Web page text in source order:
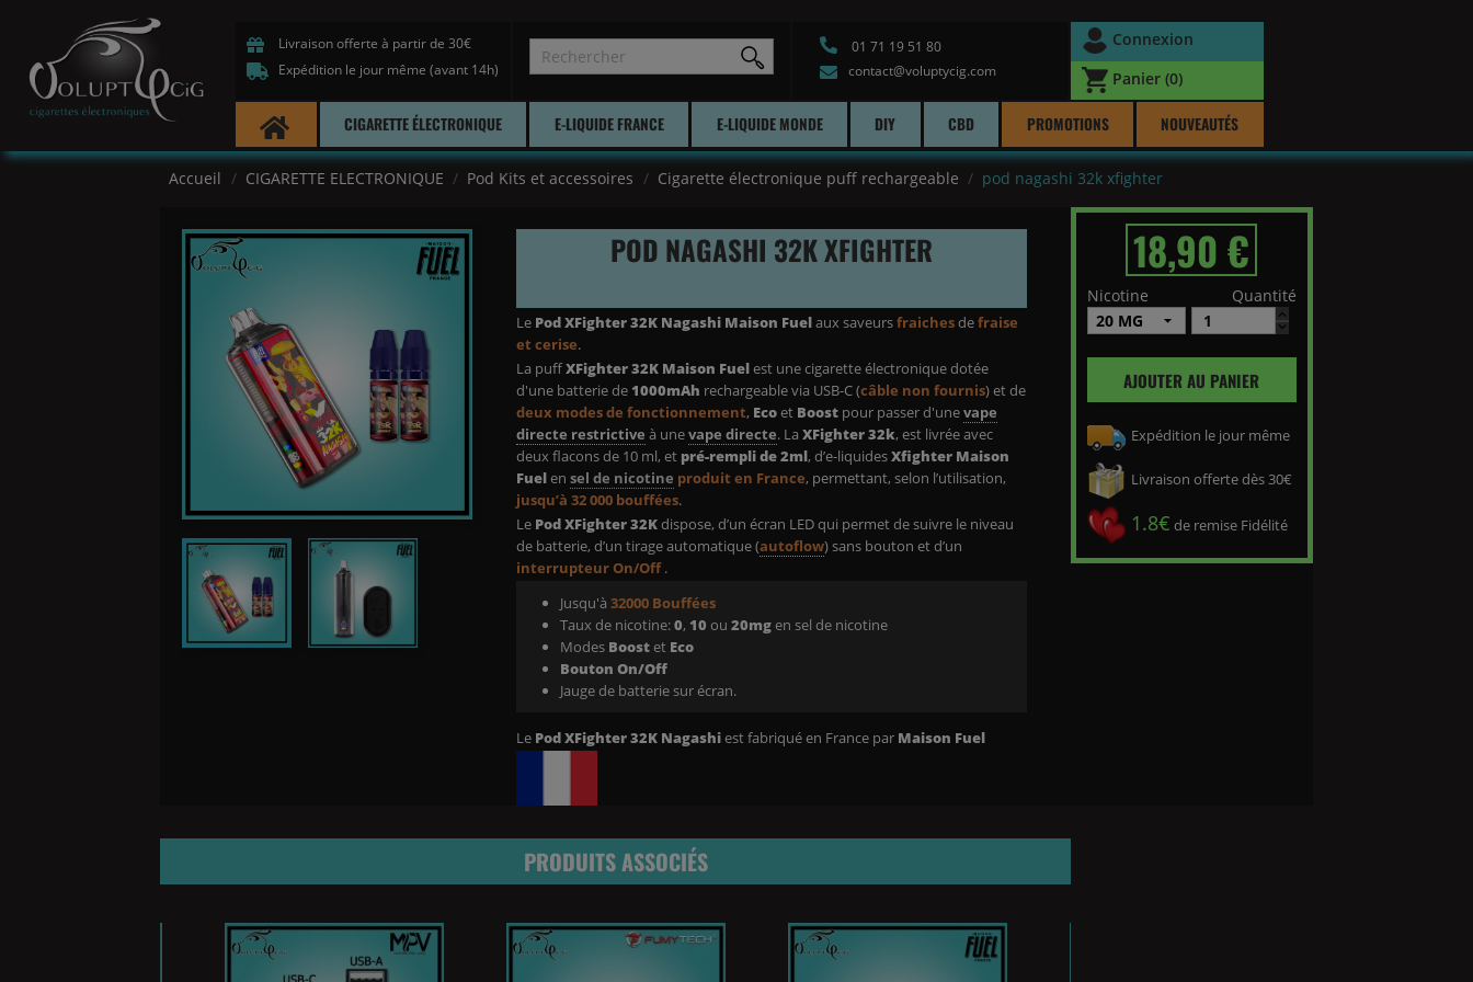
Livraison offerte à partir de 30€
Expédition le jour même (avant 14h)
01 71 19 51 80
contact@voluptycig.com
Connexion
Panier (0)
CIGARETTE ÉLECTRONIQUE E-LIQUIDE FRANCE E-LIQUIDE MONDE DIY CBD PROMOTIONS NOUVEAUTÉS
Accueil CIGARETTE ELECTRONIQUE Pod Kits et accessoires Cigarette électronique puff rechargeable pod nagashi 32k xfighter
POD NAGASHI 32K XFIGHTER
Le Pod XFighter 32K Nagashi Maison Fuelaux saveursfraichesdefraise
et cerise.
La puffXFighter 32K Maison Fuelest une cigarette électronique dotée
d'une batterie de1000mAh rechargeable via USB-C (câble non fournis) et de
deux modes de fonctionnement, Ecoet Boost pour passer d'unevape
directe restrictive à unevape directe. LaXFighter 32k, est livrée avec
deux flacons de 10 ml, et pré-rempli de 2ml, d’e-liquidesXfighter Maison
Fuelensel de nicotine produit en France, permettant, selon l’utilisation,
jusqu’à 32 000 bouffées.
Le Pod XFighter 32Kdispose, d’un écran LED qui permet de suivre le niveau
de batterie, d’un tirage automatique (autoflow) sans bouton et d’un
interrupteur On/Off.
Jusqu'à 32000 Bouffées
Taux de nicotine:0, 10 ou20mg en sel de nicotine
Modes Boost et Eco
Bouton On/Off
Jauge de batterie sur écran.
Le Pod XFighter 32K Nagashiest fabriqué en France par Maison Fuel
18,90 €
Nicotine Quantité
AJOUTER AU PANIER
Expédition le jour même
Livraison offerte dès 30€
1.8€ de remise Fidélité
PRODUITS ASSOCIÉS